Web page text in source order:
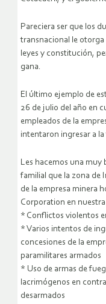
Pareciera ser que los
transnacional le otorga
leyes y constitución,
gana.
El último ejemplo de
26 de julio del año en
empleados de la
intentaron ingresar a
Les hacemos una muy
familial que la zona de
de la empresa minera
Corporation en
* Conflictos violentos
* Varios intentos de
concesiones de la
paramilitares armados
* Uso de armas de
lacrimógenos en
desarmados